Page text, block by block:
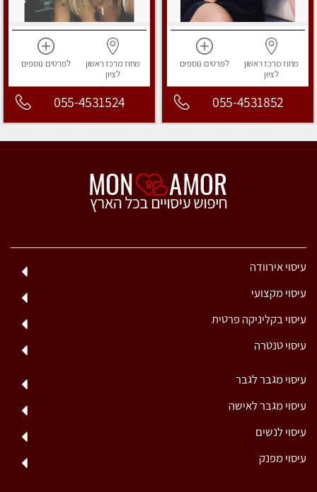
מחוז מרכזראשון
לציון
לפרטים נוספים
055-4531852
מחוז מרכזראשון
לציון
לפרטים נוספים
055-4531524
עיסוי אירוודה
עיסוי מקצועי
עיסוי בקליניקה פרטית
עיסוי טנטרה
עיסוי מגבר לגבר
עיסוי מגבר לאישה
עיסוי לנשים
עיסוי מפנק